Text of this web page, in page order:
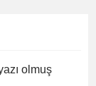
olmuş